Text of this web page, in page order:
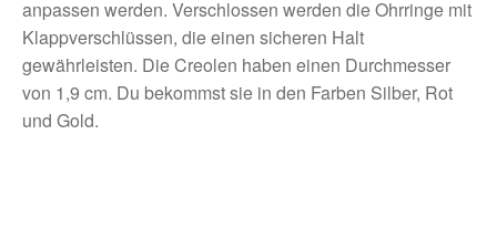
anpassen werden. Verschlossen werden die Ohrringe mit
Klappverschlüssen, die einen sicheren Halt
gewährleisten. Die Creolen haben einen Durchmesser
von 1,9 cm. Du bekommst sie in den Farben Silber, Rot
und Gold.